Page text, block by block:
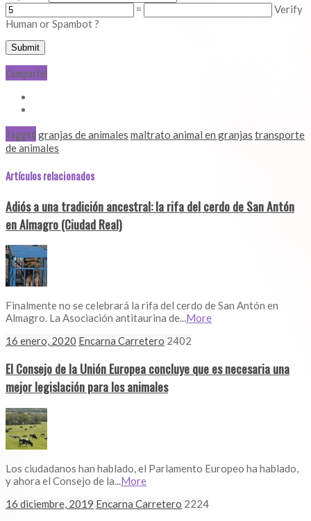
=
Verify
Human or Spambot ?
Comparte!
Tagged granjas de animales maltrato animal en granjas transporte
de animales
Artículos relacionados
Adiós a una tradición ancestral: la rifa del cerdo de San Antón
en Almagro (Ciudad Real)
Finalmente no se celebrará la rifa del cerdo de San Antón en
Almagro. La Asociación antitaurina de...More
16 enero, 2020 Encarna Carretero 2402
El Consejo de la Unión Europea concluye que es necesaria una
mejor legislación para los animales
Los ciudadanos han hablado, el Parlamento Europeo ha hablado,
y ahora el Consejo de la... More
16 diciembre, 2019 Encarna Carretero 2224